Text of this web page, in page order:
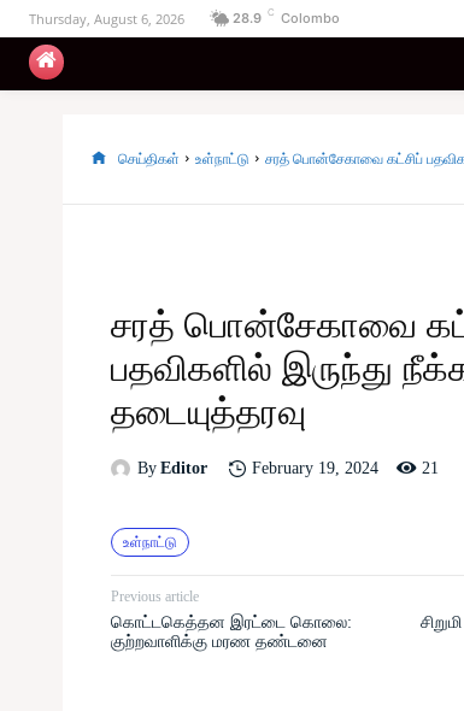
Thursday, August 6, 2026 28.9 C Colombo
செய்திகள் உள்நாட்டு சரத் பொன்சேகாவை கட்சிப்
சரத் பொன்சேகாவை
பதவிகளில் இருந்து
தடையுத்தரவு
By Editor February 19, 2024 21
உள்நாட்டு
Previous article
கொட்டகெத்தன இரட்டை கொலை:
குற்றவாளிக்கு மரண தண்டனை